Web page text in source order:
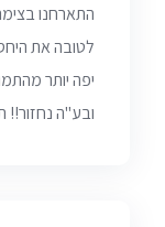
התארחנו
לטובה את
יפה יותר
ובע"ה נחזור!!